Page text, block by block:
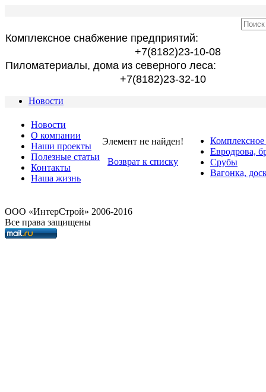
Комплексное снабжение предприятий:
+7(8182)23-10-08
Пиломатериалы, дома из северного леса:
+7(8182)23-32-10
Новости
Новости
О компании
Наши проекты
Полезные статьи
Контакты
Наша жизнь
Элемент не найден!
Возврат к списку
Евродрова,
Срубы
Вагонка,
OOO «ИнтерСтрой» 2006-2016
Все права защищены